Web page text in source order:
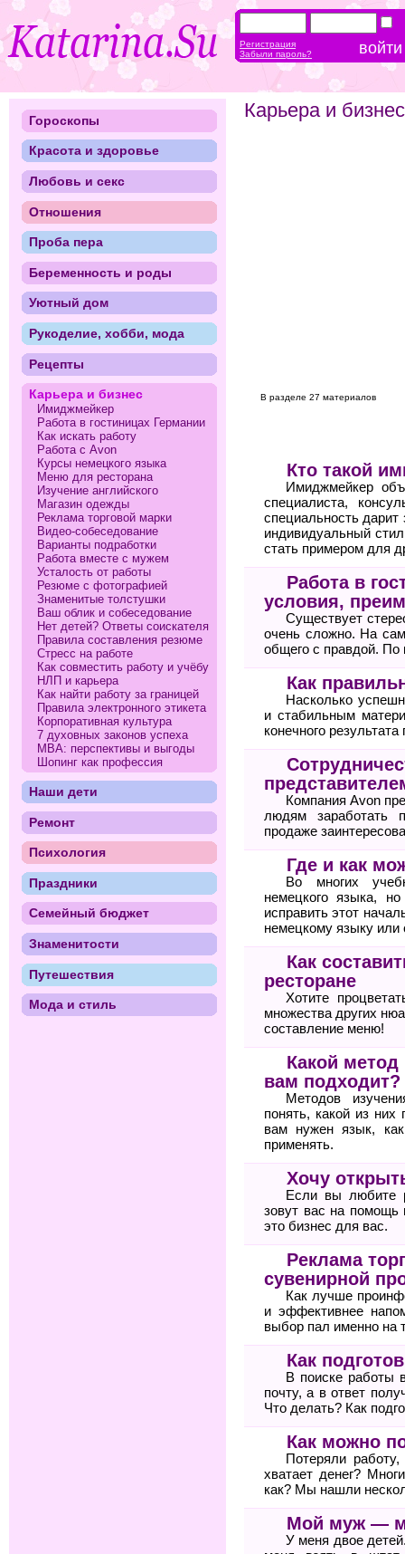
Карьера и бизнес
В разделе 27 материалов
Кто такой
Имиджмейкер
специалиста,
специальность дарит
индивидуальный
стать примером для
Работа в
условия,
Существует
очень сложно. На
общего с правдой. По
Как
Насколько
и стабильным
конечного
Компания Avon
людям заработать
продаже
Где и как
Во многих
немецкого языка,
исправить этот
немецкому языку
Как
ресторане
Хотите
множества других
составление меню!
Какой метод
вам подходит?
Методов
понять, какой из
вам нужен язык,
применять.
Хочу
Если вы любите
зовут вас на
это бизнес для вас.
Реклама
сувенирной
Как лучше
и эффективнее
выбор пал именно на
Как
В поиске работы
почту, а в ответ
Что делать? Как
Как можно
Потеряли
хватает денег?
как? Мы нашли
Мой муж —
У меня двое
Гороскопы
Красота и здоровье
Любовь и секс
Отношения
Проба пера
Беременность и роды
Уютный дом
Рукоделие, хобби, мода
Рецепты
Карьера и бизнес
Имиджмейкер
Работа в гостиницах Германии
Как искать работу
Работа с Avon
Курсы немецкого языка
Меню для ресторана
Изучение английского
Магазин одежды
Реклама торговой марки
Видео-собеседование
Варианты подработки
Работа вместе с мужем
Усталость от работы
Резюме с фотографией
Знаменитые толстушки
Ваш облик и собеседование
Нет детей? Ответы соискателя
Правила составления резюме
Стресс на работе
Как совместить работу и учёбу
НЛП и карьера
Как найти работу за границей
Правила электронного этикета
Корпоративная культура
7 духовных законов успеха
МВА: перспективы и выгоды
Шопинг как профессия
Наши дети
Ремонт
Психология
Праздники
Семейный бюджет
Знаменитости
Путешествия
Мода и стиль
Регистрация
Забыли пароль?